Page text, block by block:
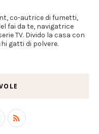
co-autrice di fumetti,
fai da te, navigatrice
TV. Divido la casa con
gatti di polvere.